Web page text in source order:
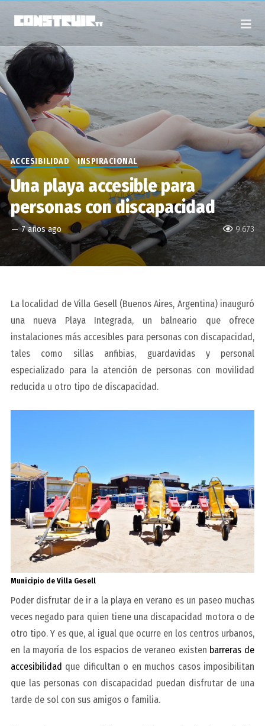
9.673
ACCESIBILIDAD INSPIRACIONAL
Una playa accesible para
personas con discapacidad
— 7 años ago
La localidad de Villa Gesell (Buenos Aires, Argentina) inauguró
una nueva Playa Integrada, un balneario que ofrece
instalaciones más accesibles para personas con discapacidad,
tales como sillas anfibias, guardavidas y personal
especializado para la atención de personas con movilidad
reducida u otro tipo de discapacidad.
Municipio de Villa Gesell
Poder disfrutar de ir a la playa en verano es un paseo muchas
veces negado para quien tiene una discapacidad motora o de
otro tipo. Y es que, al igual que ocurre en los centros urbanos,
en la mayoría de los espacios de veraneo existen barreras de
accesibilidad que dificultan o en muchos casos imposibilitan
que las personas con discapacidad puedan disfrutar de una
tarde de sol con sus amigos o familia.